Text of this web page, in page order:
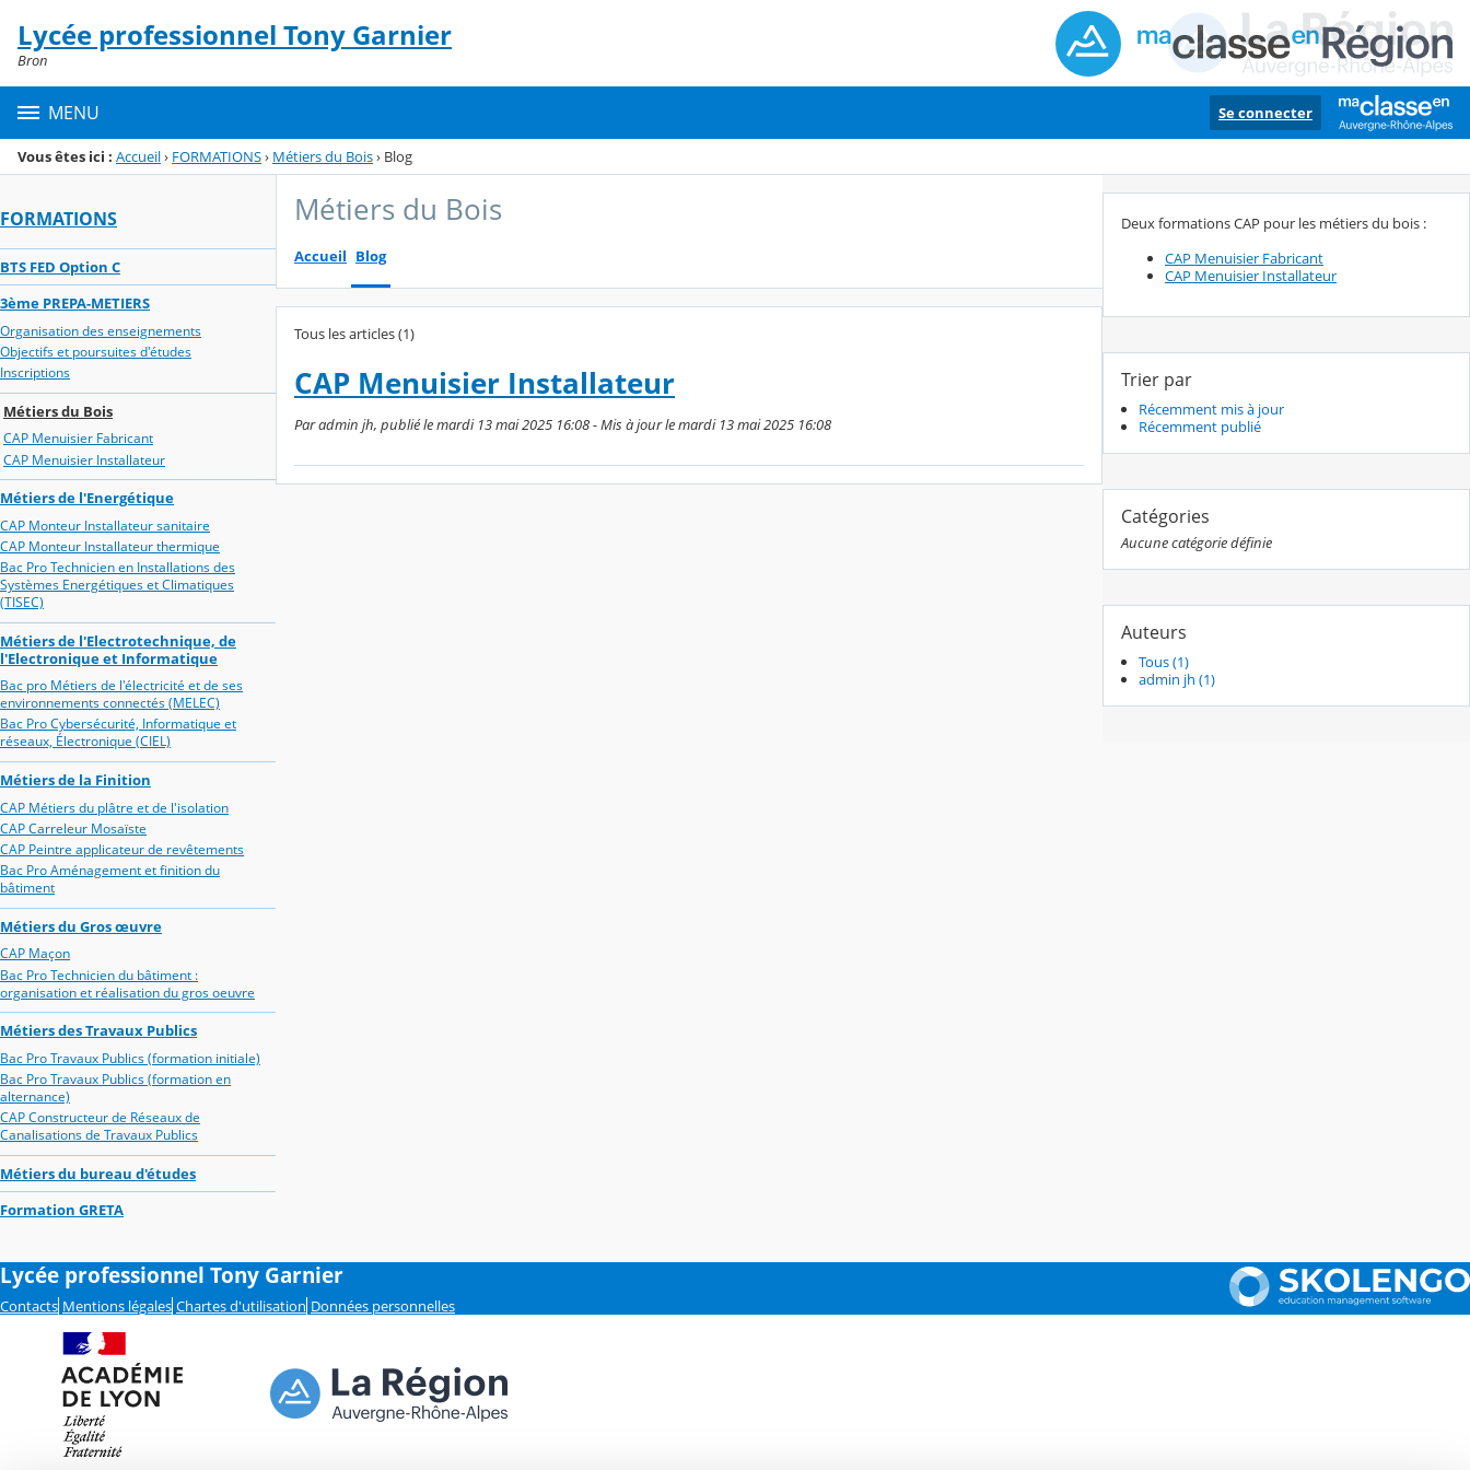
Menu de la rubrique
Contenu
Lycée professionnel Tony Garnier
Bron
MENU Se connecter
Vous êtes ici : Accueil› FORMATIONS› Métiers du Bois› Blog
FORMATIONS
BTS FED Option C
3ème PREPA-METIERS
Organisation des enseignements
Objectifs et poursuites d'études
Inscriptions
Métiers du Bois
CAP Menuisier Fabricant
CAP Menuisier Installateur
Métiers de l'Energétique
CAP Monteur Installateur sanitaire
CAP Monteur Installateur thermique
Bac Pro Technicien en Installations des
Systèmes Energétiques et Climatiques
(TISEC)
Métiers de l'Electrotechnique, de
l'Electronique et Informatique
Bac pro Métiers de l'électricité et de ses
environnements connectés (MELEC)
Bac Pro Cybersécurité, Informatique et
réseaux, Électronique (CIEL)
Métiers de la Finition
CAP Métiers du plâtre et de l'isolation
CAP Carreleur Mosaïste
CAP Peintre applicateur de revêtements
Bac Pro Aménagement et finition du
bâtiment
Métiers du Gros œuvre
CAP Maçon
Bac Pro Technicien du bâtiment :
organisation et réalisation du gros oeuvre
Métiers des Travaux Publics
Bac Pro Travaux Publics (formation initiale)
Bac Pro Travaux Publics (formation en
alternance)
CAP Constructeur de Réseaux de
Canalisations de Travaux Publics
Métiers du bureau d'études
Formation GRETA
Métiers du Bois
Accueil Blog
Tous les articles (1)
CAP Menuisier Installateur
Par admin jh, publié le mardi 13 mai 2025 16:08 - Mis à jour le mardi 13 mai 2025 16:08
Deux formations CAP pour les métiers du bois :
CAP Menuisier Fabricant
CAP Menuisier Installateur
Trier par
Récemment mis à jour
Récemment publié
Catégories
Aucune catégorie définie
Auteurs
Tous (1)
admin jh (1)
Lycée professionnel Tony Garnier
Contacts Mentions légales Chartes d'utilisation Données personnelles